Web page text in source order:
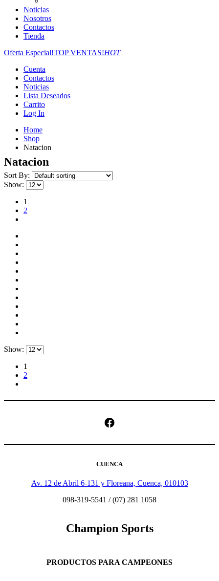
Noticias
Nosotros
Contactos
Tienda
Oferta Especial!TOP VENTAS!HOT
Cuenta
Contactos
Noticias
Lista Deseados
Carrito
Log In
Home
Shop
Natacion
Natacion
Sort By:
Show:
1
2
Show:
1
2
Facebook
CUENCA
Av. 12 de Abril 6-131 y Floreana, Cuenca, 010103
098-319-5541 / (07) 281 1058
Champion Sports
PRODUCTOS PARA CAMPEONES